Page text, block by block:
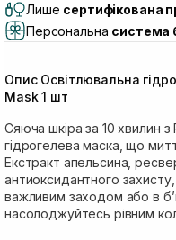
Самовивіз м. Львів,
Самовивіз м. Львів,
Самовивіз м. Рівне,
Екватор)
Лише сертифікована
Персональна система
Опис Освітлювальна
Mask 1 шт
Сяюча шкіра за 10 хвилин
гідрогелева маска, що
Екстракт апельсина,
антиоксидантного
важливим заходом або в
насолоджуйтесь рівним